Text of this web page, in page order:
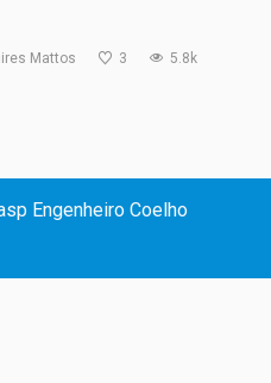
Mattos 3 5.8k
Engenheiro Coelho